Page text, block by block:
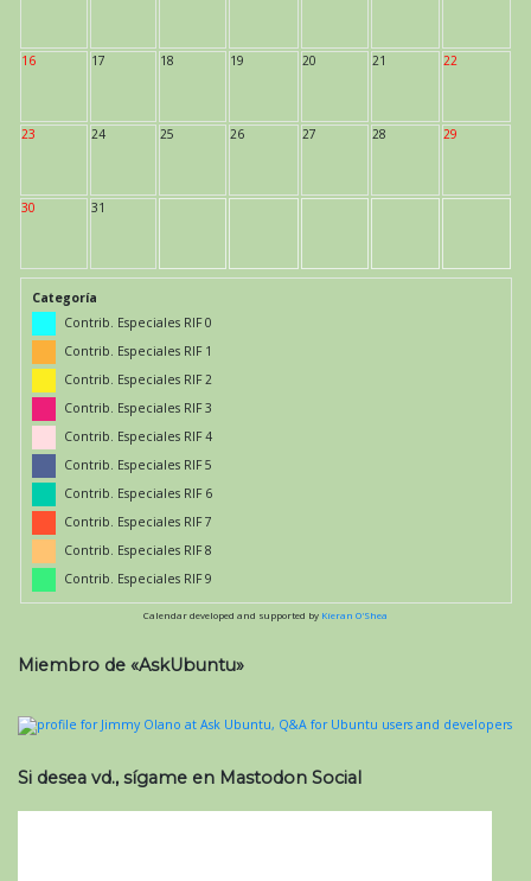
16 17 18 19 20 21 22
23 24 25 26 27 28 29
30 31
Categoría
Contrib. Especiales RIF 0
Contrib. Especiales RIF 1
Contrib. Especiales RIF 2
Contrib. Especiales RIF 3
Contrib. Especiales RIF 4
Contrib. Especiales RIF 5
Contrib. Especiales RIF 6
Contrib. Especiales RIF 7
Contrib. Especiales RIF 8
Contrib. Especiales RIF 9
Calendar developed and supported by Kieran O'Shea
Miembro de «AskUbuntu»
Si desea vd., sígame en Mastodon Social